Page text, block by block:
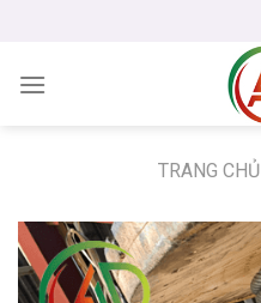
content
TRANG CHỦ